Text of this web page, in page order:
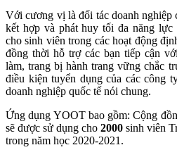
Với cương vị là đối tác doanh nghiệp
kết hợp và phát huy tối đa năng lực
cho sinh viên trong các hoạt động
đồng thời hỗ trợ các bạn tiếp cận
làm, trang bị hành trang vững chắc
điều kiện tuyển dụng của các công
doanh nghiệp quốc tế nói chung.
Ứng dụng YOOT bao gồm: Cộng
sẽ được sử dụng cho 2000 sinh viên
trong năm học 2020-2021.